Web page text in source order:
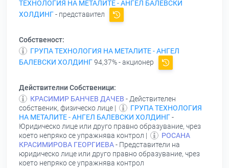
ТЕХНОЛОГИЯ НА МЕТАЛИТЕ - АНГЕЛ БАЛЕВСКИ
ХОЛДИНГ- представител
Собственост:
ГРУПА ТЕХНОЛОГИЯ НА МЕТАЛИТЕ - АНГЕЛ
БАЛЕВСКИ ХОЛДИНГ94,37% - акционер
Действителни Собственици:
КРАСИМИР БАНЧЕВ ДАЧЕВ - Действителен
собственик, физическо лице |
ГРУПА ТЕХНОЛОГИЯ
НА МЕТАЛИТЕ - АНГЕЛ БАЛЕВСКИ ХОЛДИНГ-
Юридическо лице или друго правно образувание, чрез
което непряко се упражнява контрол |
РОСАНА
КРАСИМИРОВА ГЕОРГИЕВА- Представители на
юридическо лице или друго правно образувание, чрез
което непряко се упражнява контрол